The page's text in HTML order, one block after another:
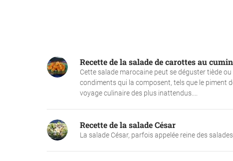
Recette de la salade de carottes au cumin
Cette salade marocaine peut se déguster tiède
condiments qui la composent, tels que le piment
voyage culinaire des plus inattendus....
Recette de la salade César
La salade César, parfois appelée reine des